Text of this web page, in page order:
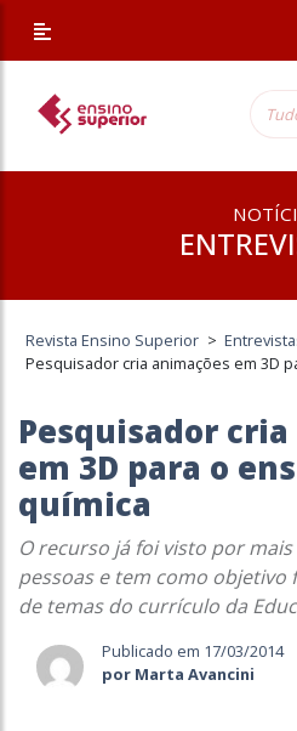
Revista Ensino Superior >
Pesquisador cria animações em 3D
Pesquisador
em 3D para o
química
O recurso já foi visto por
pessoas e tem como objetivo
de temas do currículo da
Publicado em 17/03/2014
por Marta Avancini